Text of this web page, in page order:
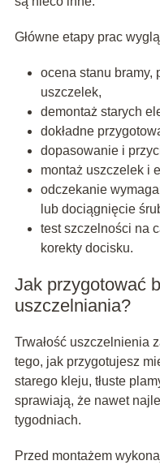
Główne etapy prac
ocena stanu bramy,
uszczelek,
demontaż starych
dokładne
dopasowanie i
montaż uszczelek i
odczekanie
lub dociągnięcie
test szczelności na
korekty docisku.
Jak przygotować
uszczelniania?
Trwałość uszczelnienia
tego, jak przygotujesz
starego kleju, tłuste
sprawiają, że nawet
tygodniach.
Przed montażem